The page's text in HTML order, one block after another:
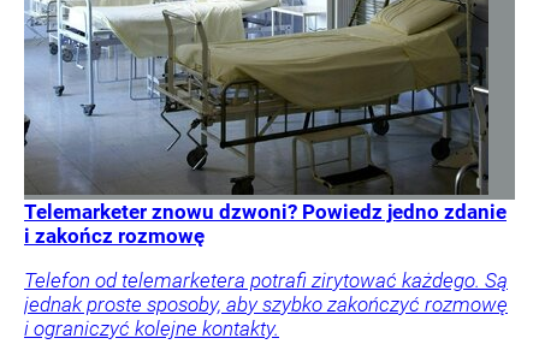
Telemarketer znowu dzwoni? Powiedz jedno zdanie
i zakończ rozmowę
Telefon od telemarketera potrafi zirytować każdego. Są
jednak proste sposoby, aby szybko zakończyć rozmowę
i ograniczyć kolejne kontakty.